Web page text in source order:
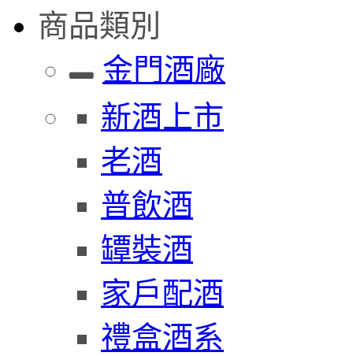
商品類別
金門酒廠
新酒上市
老酒
普飲酒
罈裝酒
家戶配酒
禮盒酒系